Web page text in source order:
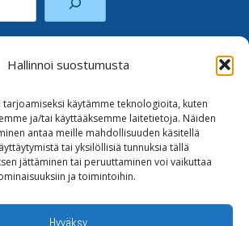
Hallinnoi suostumusta
tarjoamiseksi käytämme teknologioita, kuten
ja/tai käyttääksemme laitetietoja. Näiden
antaa meille mahdollisuuden käsitellä
tai yksilöllisiä tunnuksia tällä
jättäminen tai peruuttaminen voi vaikuttaa
ja toimintoihin.
Hyväksy
Instagram
Tilaa uutiskirje
Tietoja evästeistä